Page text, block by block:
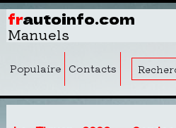
frautoinfo.com
Manuels
Populaire Contacts